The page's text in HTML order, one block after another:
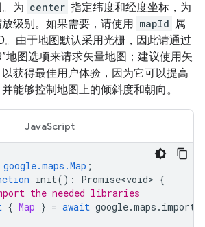
为 center 指定纬度和经度坐标，为
级别。如果需要，请使用 mapId 属
。由于地图默认采用光栅，因此请通过
地图选项来请求矢量地图；建议使用矢
获得最佳用户体验，因为它可以提高
能够控制地图上的倾斜度和朝向。
JavaScript
google.maps.Map ;
init() : Promise<void> {
the needed libraries
{ Map } = await google.maps .